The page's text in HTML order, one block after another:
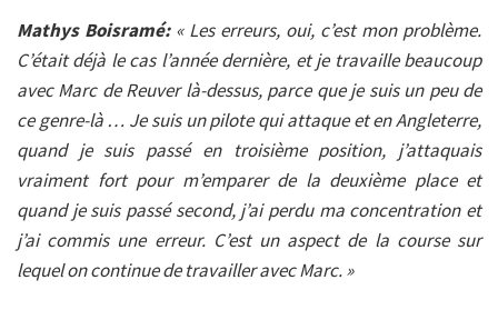
Mathys Boisramé: « Les erreurs, oui, c’est mon problème.
C’était déjà le cas l’année dernière, et je travaille beaucoup
avec Marc de Reuver là-dessus, parce que je suis un peu de
ce genre-là … Je suis un pilote qui attaque et en Angleterre,
quand je suis passé en troisième position, j’attaquais
vraiment fort pour m’emparer de la deuxième place et
quand je suis passé second, j’ai perdu ma concentration et
j’ai commis une erreur. C’est un aspect de la course sur
lequel on continue de travailler avec Marc. »